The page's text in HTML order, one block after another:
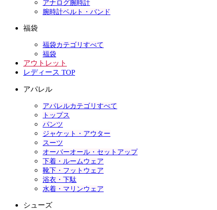
アナログ腕時計
腕時計ベルト・バンド
福袋
福袋カテゴリすべて
福袋
アウトレット
レディース TOP
アパレル
アパレルカテゴリすべて
トップス
パンツ
ジャケット・アウター
スーツ
オーバーオール・セットアップ
下着・ルームウェア
靴下・フットウェア
浴衣・下駄
水着・マリンウェア
シューズ